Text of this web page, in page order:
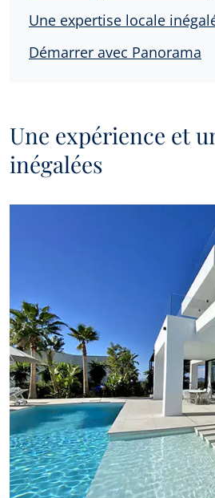
Une expertise locale
Démarrer avec Panorama
Une expérience et
inégalées